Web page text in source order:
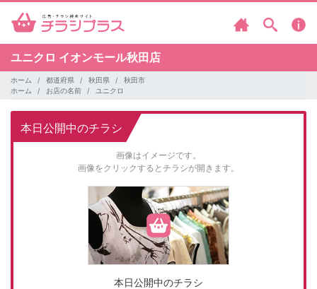
ユニクロ イオンモール秋田店
ホーム 都道府県 秋田県
秋田市
ホーム
お店の名前 ユニクロ
本日公開中のチラシ
画像はイメージです。
画像をクリックするとチラシが開きます。
本日公開中のチラシ